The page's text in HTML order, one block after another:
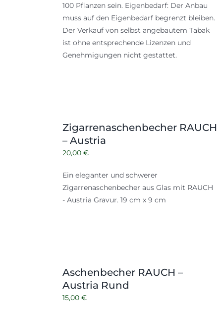
100 Pflanzen sein. Eigenbedarf: Der Anbau
muss auf den Eigenbedarf begrenzt bleiben.
Der Verkauf von selbst angebautem Tabak
ist ohne entsprechende Lizenzen und
Genehmigungen nicht gestattet.
Zigarrenaschenbecher RAUCH
– Austria
20,00 €
Ein eleganter und schwerer
Zigarrenaschenbecher aus Glas mit RAUCH
- Austria Gravur. 19 cm x 9 cm
Aschenbecher RAUCH –
Austria Rund
15,00 €